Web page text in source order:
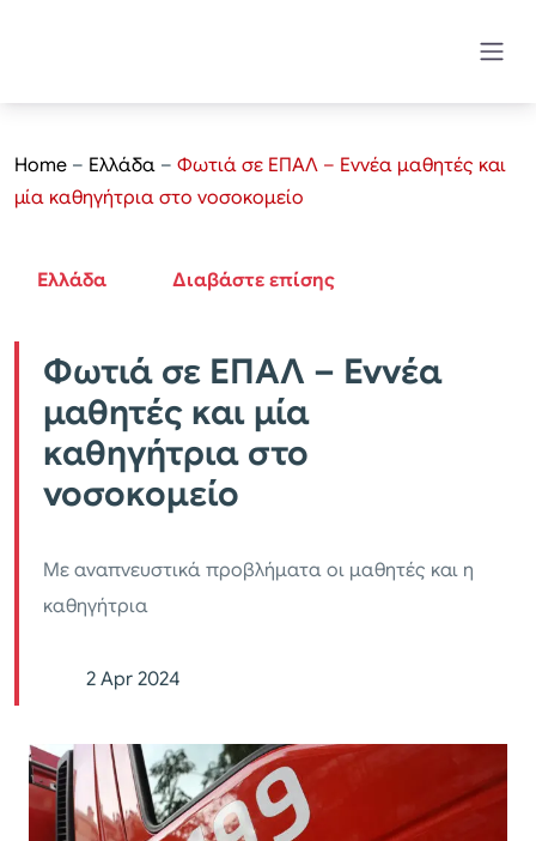
Home – Ελλάδα – Φωτιά σε ΕΠΑΛ – Εννέα μαθητές και
μία καθηγήτρια στο νοσοκομείο
Ελλάδα Διαβάστε επίσης
Φωτιά σε ΕΠΑΛ – Εννέα
μαθητές και μία
καθηγήτρια στο
νοσοκομείο
Με αναπνευστικά προβλήματα οι μαθητές και η
καθηγήτρια
2 Apr 2024